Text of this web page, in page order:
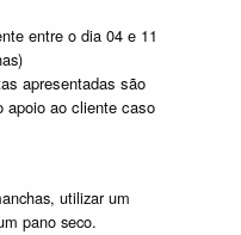
entre o dia 04 e 11
apresentadas são
apoio ao cliente caso
utilizar um
pano seco.